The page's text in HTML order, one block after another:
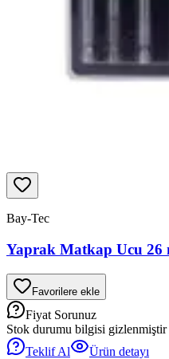
Bay-Tec
Yaprak Matkap Ucu 26
Favorilere ekle
Fiyat Sorunuz
Stok durumu bilgisi gizlenmiştir
Teklif Al
Ürün detayı